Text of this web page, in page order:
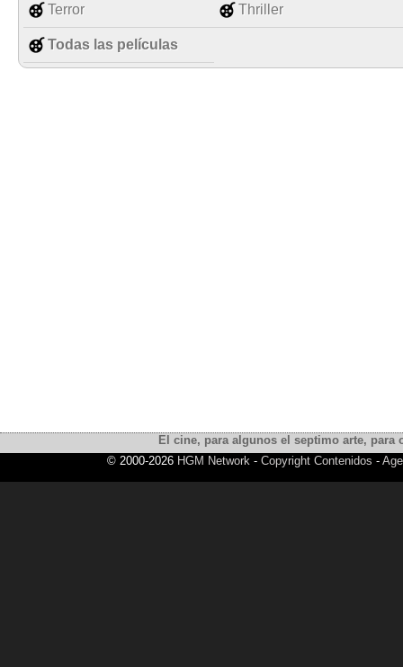
Terror Thriller
Todas las películas
El cine, para algunos el septimo arte,
© 2000-2026 HGM Network - Copyright Contenidos -